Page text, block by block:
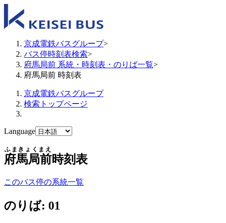
京成電鉄バスグループ>
バス停時刻表検索>
府馬局前 系統・時刻表・のりば一覧>
府馬局前 時刻表
京成電鉄バスグループ
検索トップページ
Language
府馬局前
ふまきょくまえ
時刻表
このバス停の系統一覧
のりば: 01